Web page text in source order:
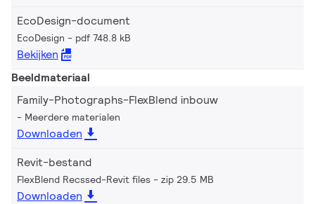
EcoDesign-document
EcoDesign pdf 748.8 kB
Bekijken
Beeldmateriaal
Family-Photographs-FlexBlend inbouw
Meerdere materialen
Downloaden
Revit-bestand
FlexBlend Recssed-Revit files zip 29.5 MB
Downloaden